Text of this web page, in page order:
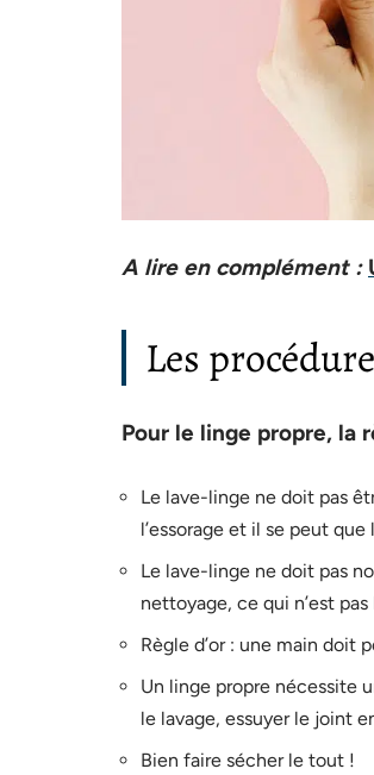
A lire en complément :
Les
Pour le linge propre, la
Le lave-linge ne doit pas
l’essorage et il se peut
Le lave-linge ne doit pas
nettoyage, ce qui n’est
Règle d’or : une main doit
Un linge propre nécessite
le lavage, essuyer le joint
Bien faire sécher le tout !